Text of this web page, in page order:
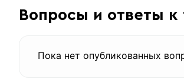
Вопросы и ответы к
Пока нет опубликованных